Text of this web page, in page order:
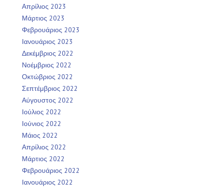
Απρίλιος 2023
Μάρτιος 2023
Φεβρουάριος 2023
Ιανουάριος 2023
Δεκέμβριος 2022
Νοέμβριος 2022
Οκτώβριος 2022
Σεπτέμβριος 2022
Αύγουστος 2022
Ιούλιος 2022
Ιούνιος 2022
Μάιος 2022
Απρίλιος 2022
Μάρτιος 2022
Φεβρουάριος 2022
Ιανουάριος 2022